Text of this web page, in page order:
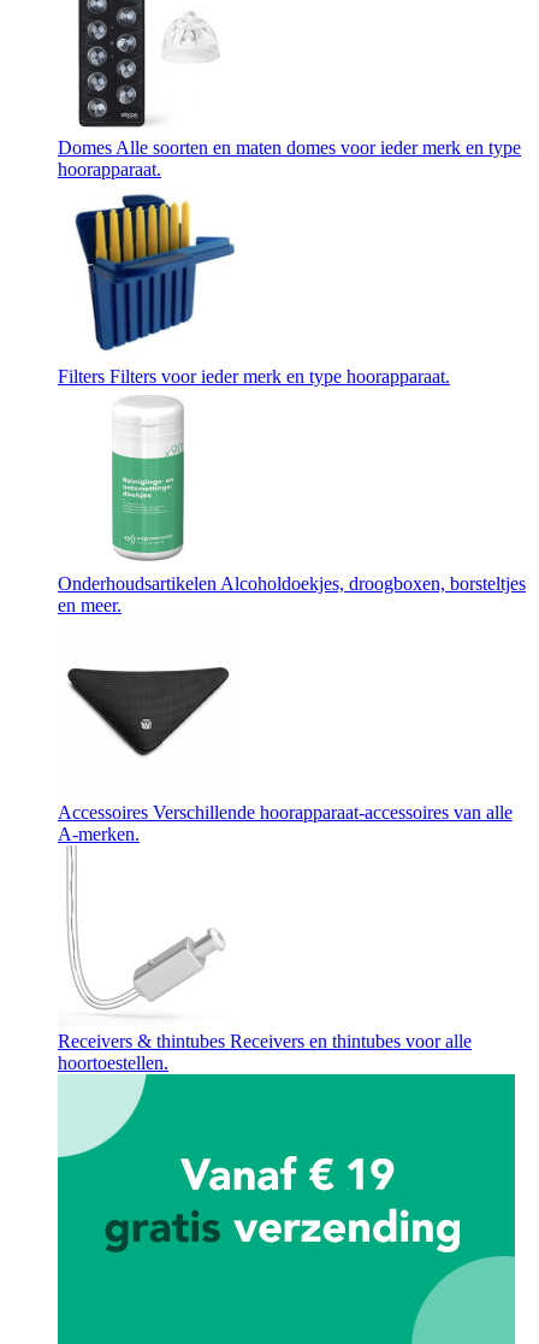
Domes Alle soorten en maten domes voor ieder merk en type
hoorapparaat.
Filters Filters voor ieder merk en type hoorapparaat.
Onderhoudsartikelen Alcoholdoekjes, droogboxen, borsteltjes
en meer.
Accessoires Verschillende hoorapparaat-accessoires van alle
A-merken.
Receivers & thintubes Receivers en thintubes voor alle
hoortoestellen.